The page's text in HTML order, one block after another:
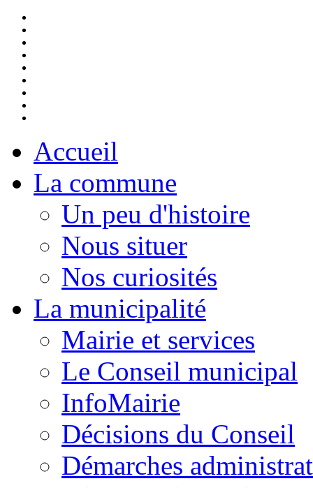
Accueil
La commune
Un peu d'histoire
Nous situer
Nos curiosités
La municipalité
Mairie et services
Le Conseil municipal
InfoMairie
Décisions du Conseil
Démarches